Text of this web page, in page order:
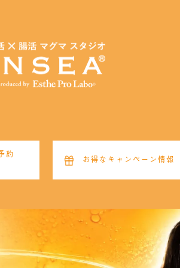
約
お得なキャンペーン情報